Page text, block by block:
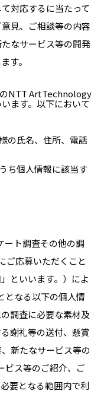
対応するに当たって
見、ご相談等の内容
なサービス等の開発
す。
NTT ArtTechnology
ます。以下において
の氏名、住所、電話
ち個人情報に該当す
ト調査その他の調
ご応募いただくこと
といいます。）によ
なる以下の個人情
調査に必要な素材及
謝礼等の送付、懸賞
新たなサービス等の
ス等のご紹介、ご
要となる範囲内で利